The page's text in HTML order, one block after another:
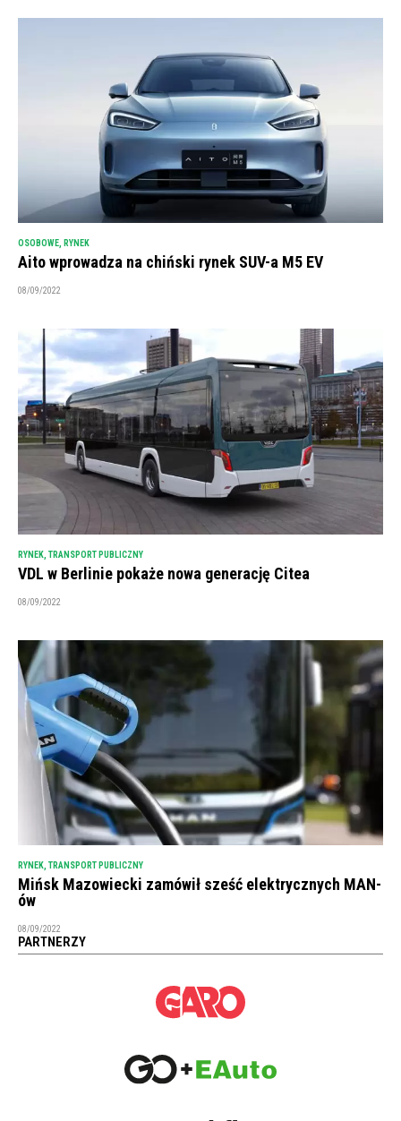
OSOBOWE RYNEK
Aito wprowadza na chiński rynek SUV-a M5 EV
08/09/2022
RYNEK TRANSPORT PUBLICZNY
VDL w Berlinie pokaże nowa generację Citea
08/09/2022
RYNEK TRANSPORT PUBLICZNY
Mińsk Mazowiecki zamówił sześć elektrycznych MAN-
ów
08/09/2022
PARTNERZY